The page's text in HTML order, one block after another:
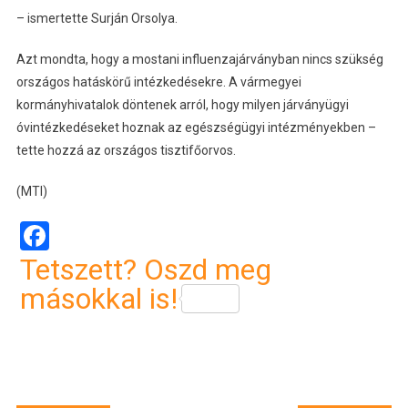
– ismertette Surján Orsolya.
Azt mondta, hogy a mostani influenzajárványban nincs szükség
országos hatáskörű intézkedésekre. A vármegyei
kormányhivatalok döntenek arról, hogy milyen járványügyi
óvintézkedéseket hoznak az egészségügyi intézményekben –
tette hozzá az országos tisztifőorvos.
(MTI)
Facebook
Tetszett? Oszd meg
másokkal is!